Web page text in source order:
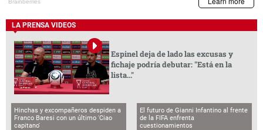
LA PRENSA VIDEOS
Espinel deja de lado las excusas y
fichaje podría debutar: "Está en la
lista..."
Hinchas y excompañeros despiden a
Franco Baresi con un último 'Ciao
capitano'
El futuro de Gianni Infantino al frente
de la FIFA enfrenta
cuestionamientos